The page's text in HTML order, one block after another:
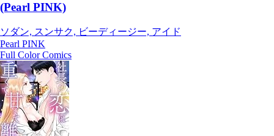
(Pearl PINK)
ソダン, スンサク, ビーディージー, アイド
Pearl PINK
Full Color Comics